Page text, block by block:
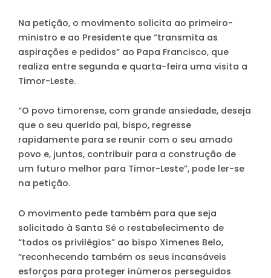
Na petição, o movimento solicita ao primeiro-
ministro e ao Presidente que “transmita as
aspirações e pedidos” ao Papa Francisco, que
realiza entre segunda e quarta-feira uma visita a
Timor-Leste.
“O povo timorense, com grande ansiedade, deseja
que o seu querido pai, bispo, regresse
rapidamente para se reunir com o seu amado
povo e, juntos, contribuir para a construção de
um futuro melhor para Timor-Leste”, pode ler-se
na petição.
O movimento pede também para que seja
solicitado à Santa Sé o restabelecimento de
“todos os privilégios” ao bispo Ximenes Belo,
“reconhecendo também os seus incansáveis
esforços para proteger inúmeros perseguidos